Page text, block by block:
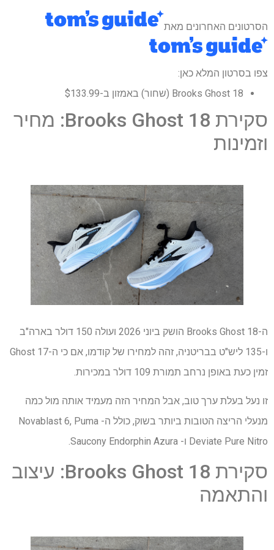
הסרטונים האחרונים מאת
צפו בסרטון המלא כאן:
Brooks Ghost 18 (שחור) באמזון ב-$133.99
סקירת Brooks Ghost 18: מחיר
וזמינות
ה-Brooks Ghost 18 הושק ביוני 2026 ועולה 150 דולר בארה"ב
ו-135 ליש"ט בבריטניה, זהה למחירו של קודמו, אם כי ה-Ghost 17
זמין כעת באופן נרחב תמורת 109 דולר במכירות.
זו נעל בעלת ערך טוב, אבל המחיר הזה מעמיד אותה מול כמה
מנעלי הריצה הטובות ביותר בשוק, כולל ה- Novablast 6, Puma
Deviate Pure Nitro ו- Saucony Endorphin Azura.
סקירת Brooks Ghost 18: עיצוב
והתאמה